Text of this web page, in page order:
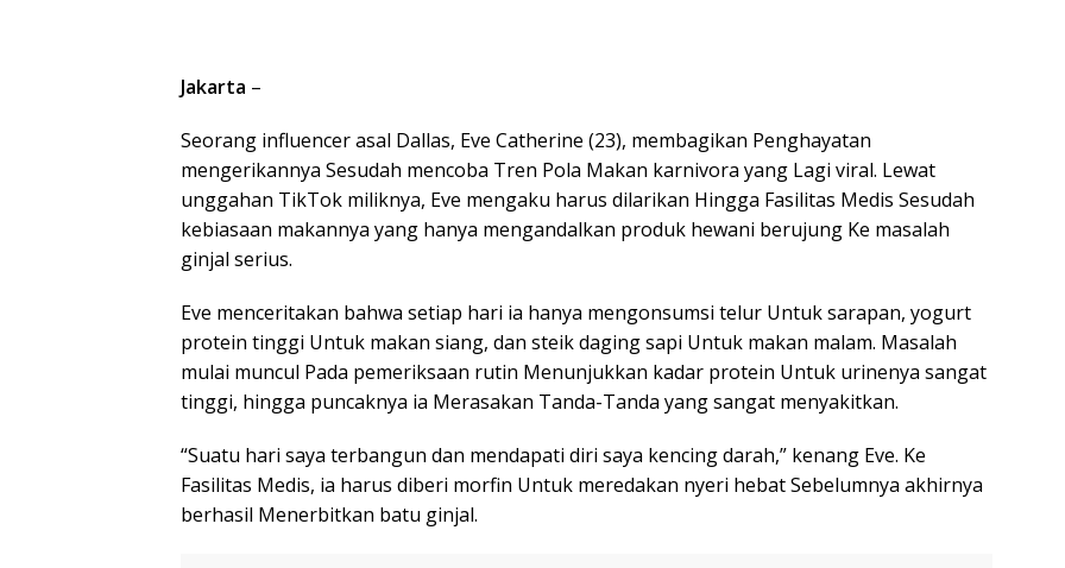
Jakarta –
Seorang influencer asal Dallas, Eve Catherine (23), membagikan Penghayatan
mengerikannya Sesudah mencoba Tren Pola Makan karnivora yang Lagi viral. Lewat
unggahan TikTok miliknya, Eve mengaku harus dilarikan Hingga Fasilitas Medis Sesudah
kebiasaan makannya yang hanya mengandalkan produk hewani berujung Ke masalah
ginjal serius.
Eve menceritakan bahwa setiap hari ia hanya mengonsumsi telur Untuk sarapan, yogurt
protein tinggi Untuk makan siang, dan steik daging sapi Untuk makan malam. Masalah
mulai muncul Pada pemeriksaan rutin Menunjukkan kadar protein Untuk urinenya sangat
tinggi, hingga puncaknya ia Merasakan Tanda-Tanda yang sangat menyakitkan.
“Suatu hari saya terbangun dan mendapati diri saya kencing darah,” kenang Eve. Ke
Fasilitas Medis, ia harus diberi morfin Untuk meredakan nyeri hebat Sebelumnya akhirnya
berhasil Menerbitkan batu ginjal.